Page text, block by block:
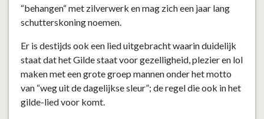
“behangen“ met zilverwerk en mag zich een jaar lang
schutterskoning noemen.
Er is destijds ook een lied uitgebracht waarin duidelijk
staat dat het Gilde staat voor gezelligheid, plezier en lol
maken met een grote groep mannen onder het motto
van “weg uit de dagelijkse sleur”; de regel die ook in het
gilde-lied voor komt.